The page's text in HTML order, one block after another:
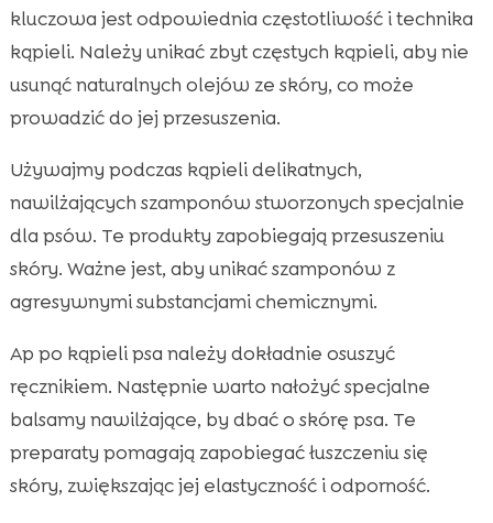
kluczowa jest odpowiednia częstotliwość i technika
kąpieli. Należy unikać zbyt częstych kąpieli, aby nie
usunąć naturalnych olejów ze skóry, co może
prowadzić do jej przesuszenia.
Używajmy podczas kąpieli delikatnych,
nawilżających szamponów stworzonych specjalnie
dla psów. Te produkty zapobiegają przesuszeniu
skóry. Ważne jest, aby unikać szamponów z
agresywnymi substancjami chemicznymi.
Ap po kąpieli psa należy dokładnie osuszyć
ręcznikiem. Następnie warto nałożyć specjalne
balsamy nawilżające, by dbać o skórę psa. Te
preparaty pomagają zapobiegać łuszczeniu się
skóry, zwiększając jej elastyczność i odporność.